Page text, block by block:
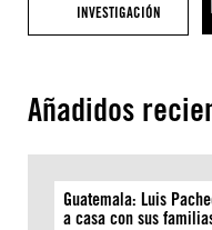
INVESTIGACIÓN
Añadidos
Guatemala: Luis
a casa con sus